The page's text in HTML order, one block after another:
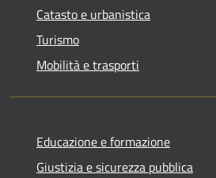
Catasto e urbanistica
Turismo
Mobilità e trasporti
Educazione e formazione
Giustizia e sicurezza pubblica